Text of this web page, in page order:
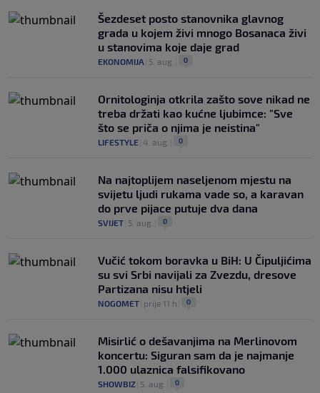
Šezdeset posto stanovnika glavnog
grada u kojem živi mnogo Bosanaca živi
u stanovima koje daje grad
EKONOMIJA 5. aug. 0
Ornitologinja otkrila zašto sove nikad ne
treba držati kao kućne ljubimce: "Sve
što se priča o njima je neistina"
LIFESTYLE 4. aug. 0
Na najtoplijem naseljenom mjestu na
svijetu ljudi rukama vade so, a karavan
do prve pijace putuje dva dana
SVIJET 5. aug. 0
Vučić tokom boravka u BiH: U Čipuljićima
su svi Srbi navijali za Zvezdu, dresove
Partizana nisu htjeli
NOGOMET prije 11 h 0
Misirlić o dešavanjima na Merlinovom
koncertu: Siguran sam da je najmanje
1.000 ulaznica falsifikovano
SHOWBIZ 5. aug. 0